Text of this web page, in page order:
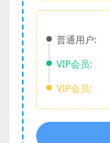
普通用户:
VIP会员:
VIP会员: